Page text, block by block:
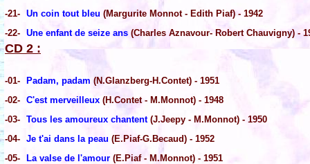
-21- Un coin tout bleu (Margurite Monnot - Edith Piaf) - 1942
-22- Une enfant de seize ans (Charles Aznavour- Robert Chauvigny) -
CD 2 :
-01- Padam, padam (N.Glanzberg-H.Contet) - 1951
-02- C'est merveilleux (H.Contet - M.Monnot) - 1948
-03- Tous les amoureux chantent(J.Jeepy - M.Monnot) - 1950
-04- Je t'ai dans la peau (E.Piaf-G.Becaud) - 1952
-05- La valse de l'amour (E.Piaf - M.Monnot) - 1951